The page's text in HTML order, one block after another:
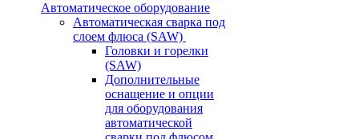
Автоматическое оборудование
Автоматическая сварка под
слоем флюса (SAW)
Головки и горелки
(SAW)
Дополнительные
оснащение и опции
для оборудования
автоматической